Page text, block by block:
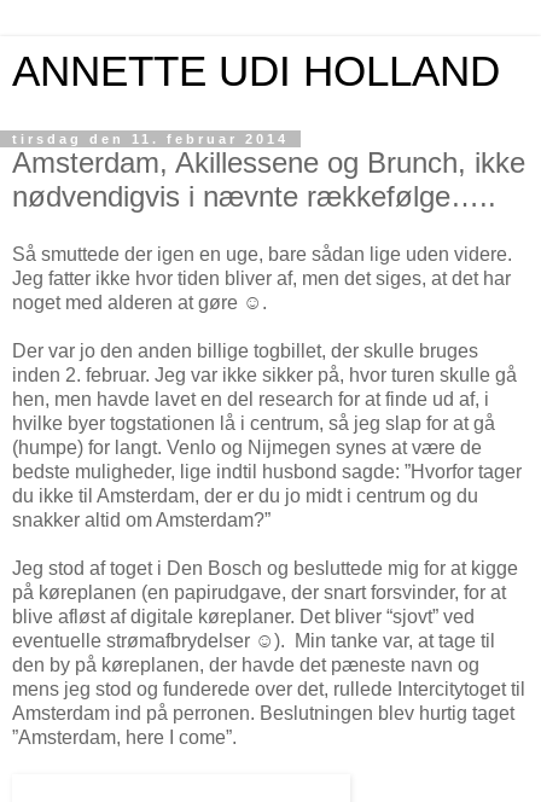
ANNETTE UDI HOLLAND
tirsdag den 11. februar 2014
Amsterdam, Akillessene og Brunch, ikke
nødvendigvis i nævnte rækkefølge…..
Så smuttede der igen en uge, bare sådan lige uden videre.
Jeg fatter ikke hvor tiden bliver af, men det siges, at det har
noget med alderen at gøre ☺.
Der var jo den anden billige togbillet, der skulle bruges
inden 2. februar. Jeg var ikke sikker på, hvor turen skulle gå
hen, men havde lavet en del research for at finde ud af, i
hvilke byer togstationen lå i centrum, så jeg slap for at gå
(humpe) for langt. Venlo og Nijmegen synes at være de
bedste muligheder, lige indtil husbond sagde: ”Hvorfor tager
du ikke til Amsterdam, der er du jo midt i centrum og du
snakker altid om Amsterdam?”
Jeg stod af toget i Den Bosch og besluttede mig for at kigge
på køreplanen (en papirudgave, der snart forsvinder, for at
blive afløst af digitale køreplaner. Det bliver “sjovt” ved
eventuelle strømafbrydelser ☺). Min tanke var, at tage til
den by på køreplanen, der havde det pæneste navn og
mens jeg stod og funderede over det, rullede Intercitytoget til
Amsterdam ind på perronen. Beslutningen blev hurtig taget
”Amsterdam, here I come”.